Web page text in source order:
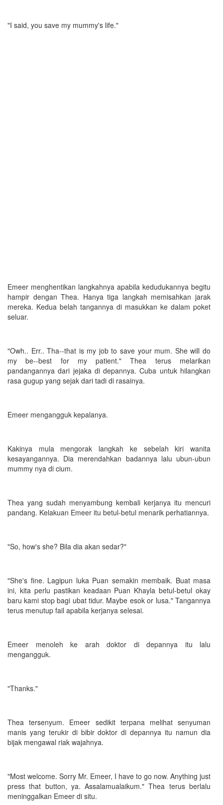
"I said, you save my mummy's life."
Emeer menghentikan langkahnya apabila kedudukannya begitu
hampir dengan Thea. Hanya tiga langkah memisahkan jarak
mereka. Kedua belah tangannya di masukkan ke dalam poket
seluar.
"Owh.. Err.. Tha--that is my job to save your mum. She will do
my be--best for my patient." Thea terus melarikan
pandangannya dari jejaka di depannya. Cuba untuk hilangkan
rasa gugup yang sejak dari tadi di rasainya.
Emeer mengangguk kepalanya.
Kakinya mula mengorak langkah ke sebelah kiri wanita
kesayangannya. Dia merendahkan badannya lalu ubun-ubun
mummy nya di cium.
Thea yang sudah menyambung kembali kerjanya itu mencuri
pandang. Kelakuan Emeer itu betul-betul menarik perhatiannya.
"So, how's she? Bila dia akan sedar?"
"She's fine. Lagipun luka Puan semakin membaik. Buat masa
ini, kita perlu pastikan keadaan Puan Khayla betul-betul okay
baru kami stop bagi ubat tidur. Maybe esok or lusa." Tangannya
terus menutup fail apabila kerjanya selesai.
Emeer menoleh ke arah doktor di depannya itu lalu
mengangguk.
"Thanks."
Thea tersenyum. Emeer sedikit terpana melihat senyuman
manis yang terukir di bibir doktor di depannya itu namun dia
bijak mengawal riak wajahnya.
"Most welcome. Sorry Mr. Emeer, I have to go now. Anything just
press that button, ya. Assalamualaikum." Thea terus berlalu
meninggalkan Emeer di situ.